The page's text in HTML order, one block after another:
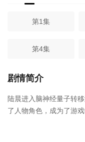
第1集
第4集
第7集
第10集
剧情简介
陆晨进入脑神经量子转
了人物角色，成为了游
他升级的玩家们，陆晨